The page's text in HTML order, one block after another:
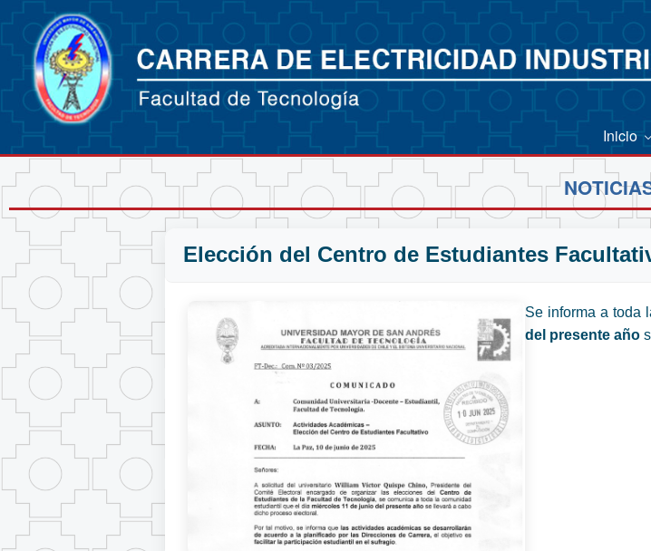
Inicio
Elección del Centro de Estudiantes
Se informa a toda
del presente año